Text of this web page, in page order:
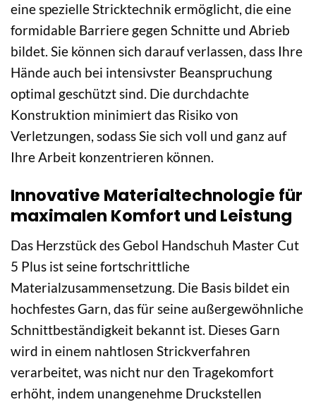
eine spezielle Stricktechnik ermöglicht, die eine
formidable Barriere gegen Schnitte und Abrieb
bildet. Sie können sich darauf verlassen, dass Ihre
Hände auch bei intensivster Beanspruchung
optimal geschützt sind. Die durchdachte
Konstruktion minimiert das Risiko von
Verletzungen, sodass Sie sich voll und ganz auf
Ihre Arbeit konzentrieren können.
Innovative Materialtechnologie für
maximalen Komfort und Leistung
Das Herzstück des Gebol Handschuh Master Cut
5 Plus ist seine fortschrittliche
Materialzusammensetzung. Die Basis bildet ein
hochfestes Garn, das für seine außergewöhnliche
Schnittbeständigkeit bekannt ist. Dieses Garn
wird in einem nahtlosen Strickverfahren
verarbeitet, was nicht nur den Tragekomfort
erhöht, indem unangenehme Druckstellen